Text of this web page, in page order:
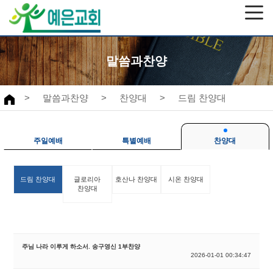
말씀과찬양
> 말씀과찬양 > 찬양대 > 드림 찬양대
주일예배 특별예배 찬양대
드림 찬양대
글로리아
찬양대
호산나 찬양대 시온 찬양대
주님 나라 이루게 하소서. 송구영신 1부찬양
2026-01-01 00:34:47